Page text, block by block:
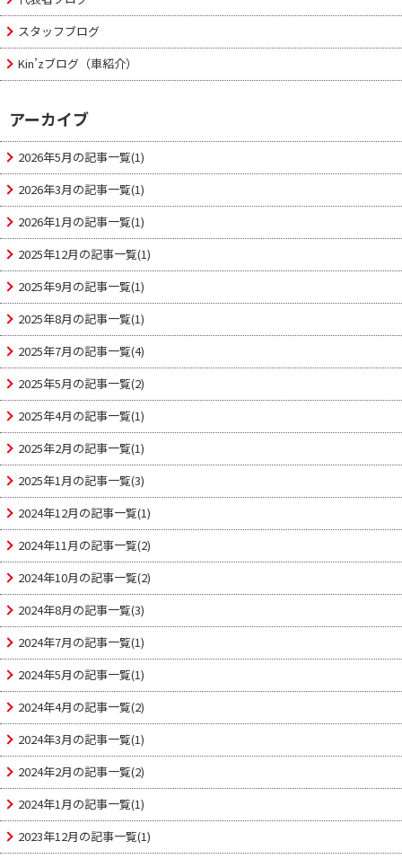
スタッフブログ
Kin’zブログ（車紹介）
アーカイブ
2026年5月の記事一覧(1)
2026年3月の記事一覧(1)
2026年1月の記事一覧(1)
2025年12月の記事一覧(1)
2025年9月の記事一覧(1)
2025年8月の記事一覧(1)
2025年7月の記事一覧(4)
2025年5月の記事一覧(2)
2025年4月の記事一覧(1)
2025年2月の記事一覧(1)
2025年1月の記事一覧(3)
2024年12月の記事一覧(1)
2024年11月の記事一覧(2)
2024年10月の記事一覧(2)
2024年8月の記事一覧(3)
2024年7月の記事一覧(1)
2024年5月の記事一覧(1)
2024年4月の記事一覧(2)
2024年3月の記事一覧(1)
2024年2月の記事一覧(2)
2024年1月の記事一覧(1)
2023年12月の記事一覧(1)